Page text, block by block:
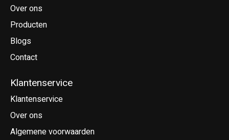
Over ons
Producten
Blogs
Contact
Klantenservice
Klantenservice
Over ons
Algemene voorwaarden